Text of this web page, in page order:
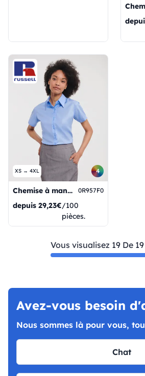
XS → 4XL 4
Chemise à manches courtes infroissable pour femme 0R957F0
depuis 29,23€/100
pièces.
Vous visualisez 19 De
Avez-vous besoin
Nous sommes là pour vous,
Chat